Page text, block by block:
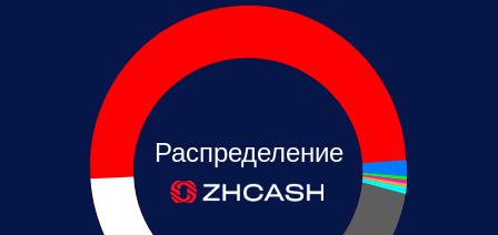
Распределение